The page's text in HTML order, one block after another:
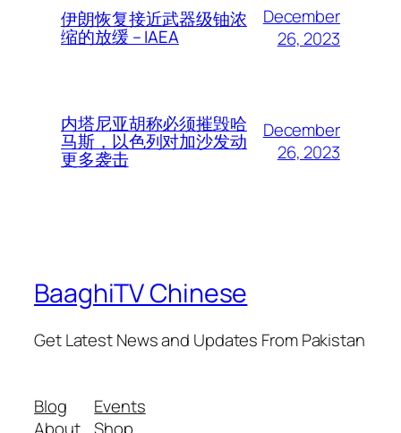
伊朗恢复接近武器级铀浓
缩的放缓 – IAEA
December
26, 2023
内塔尼亚胡称必须摧毁哈
马斯，以色列对加沙发动
更多袭击
December
26, 2023
BaaghiTV Chinese
Get Latest News and Updates From Pakistan
Blog
About
Events
Shop